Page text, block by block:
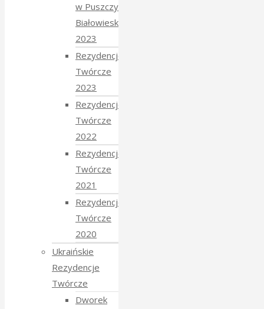
w Puszczy
Białowieskiej
2023
Rezydencje
Twórcze
2023
Rezydencje
Twórcze
2022
Rezydencje
Twórcze
2021
Rezydencje
Twórcze
2020
Ukraińskie
Rezydencje
Twórcze
Dworek